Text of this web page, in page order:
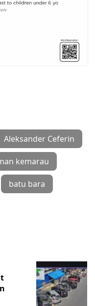
Aleksander Ceferin
kemarau
batu bara